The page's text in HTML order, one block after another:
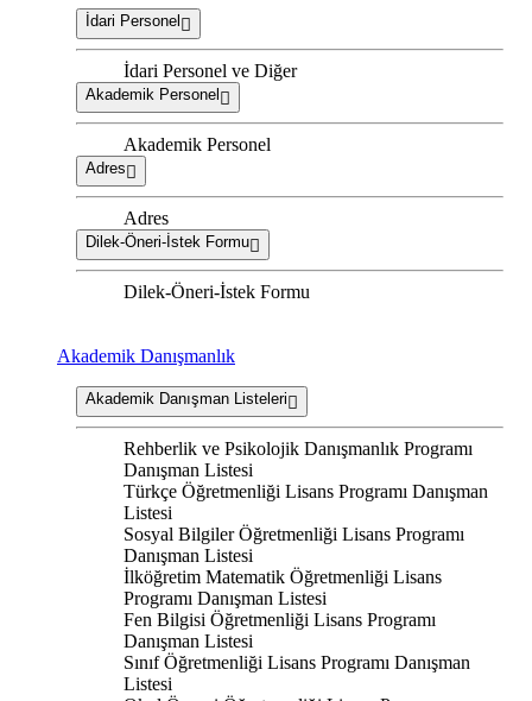
İdari Personel
İdari Personel ve Diğer
Akademik Personel
Akademik Personel
Adres
Adres
Dilek-Öneri-İstek Formu
Dilek-Öneri-İstek Formu
Akademik Danışmanlık
Akademik Danışman Listeleri
Rehberlik ve Psikolojik Danışmanlık Programı
Danışman Listesi
Türkçe Öğretmenliği Lisans Programı Danışman
Listesi
Sosyal Bilgiler Öğretmenliği Lisans Programı
Danışman Listesi
İlköğretim Matematik Öğretmenliği Lisans
Programı Danışman Listesi
Fen Bilgisi Öğretmenliği Lisans Programı
Danışman Listesi
Sınıf Öğretmenliği Lisans Programı Danışman
Listesi